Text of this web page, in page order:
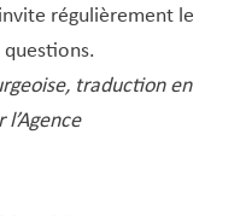
régulièrement le
questions.
traduction en